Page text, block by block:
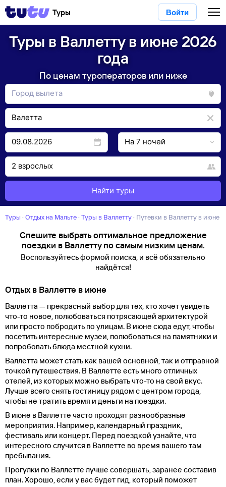
Туры Войти
Туры в Валлетту в июне 2026
года
По ценам туроператоров или ниже
Найти туры
Туры · Отдых на Мальте · Туры в Валлетту · Путевки в Валлетту в июне
Спешите выбрать оптимальное предложение
поездки в Валлетту по самым низким ценам.
Воспользуйтесь формой поиска, и всё обязательно
найдётся!
Отдых в Валлетте в июне
Валлетта — прекрасный выбор для тех, кто хочет увидеть
что-то новое, полюбоваться потрясающей архитектурой
или просто побродить по улицам. В июне сюда едут, чтобы
посетить интересные музеи, полюбоваться на памятники и
попробовать блюда местной кухни.
Валлетта может стать как вашей основной, так и отправной
точкой путешествия. В Валлетте есть много отличных
отелей, из которых можно выбрать что-то на свой вкус.
Лучше всего снять гостиницу рядом с центром города,
чтобы не тратить время и деньги на поездки.
В июне в Валлетте часто проходят разнообразные
мероприятия. Например, календарный праздник,
фестиваль или концерт. Перед поездкой узнайте, что
интересного случится в Валлетте во время вашего там
пребывания.
Прогулки по Валлетте лучше совершать, заранее составив
план. Хорошо, если у вас будет гид, который поможет